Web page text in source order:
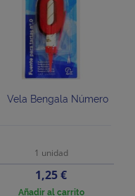
Vela Bengala Número
1 unidad
Precio
1,25 €
Añadir al carrito